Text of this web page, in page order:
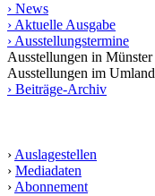
› News
› Aktuelle Ausgabe
› Ausstellungstermine
Ausstellungen in Münster
Ausstellungen im Umland
› Beiträge-Archiv
› Auslagestellen
› Mediadaten
› Abonnement